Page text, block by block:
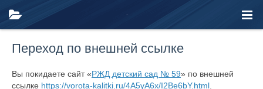
Переход по внешней ссылке
Вы покидаете сайт «РЖД детский сад № 59» по внешней
ссылке https://vorota-kalitki.ru/4A5yA6x/I2Be6bY.html